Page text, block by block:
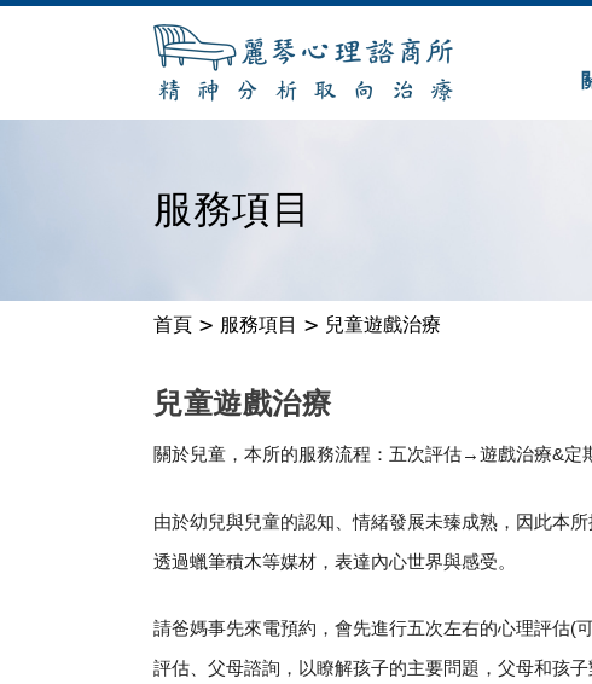
服務項目
您
在
這
裡
首頁 > 服務項目 > 兒童遊戲治療
兒童遊戲治療
關於兒童，本所的服務流程： 五次評估→遊戲治療&定
由於幼兒與兒童的認知、情緒發展未臻成熟，因此本
透過蠟筆積木等媒材，表達內心世界與感受。
請爸媽事先來電預約，會先進行五次左右的心理評估(
評估、父母諮詢，以瞭解孩子的主要問題，父母和孩